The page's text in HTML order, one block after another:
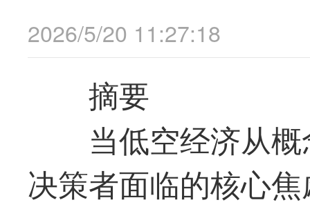
2026/5/20 11:27:18
摘要
当低空经济从
决策者面临的核心焦